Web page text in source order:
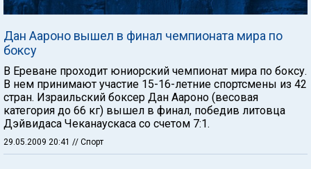
Дан Аароно вышел в финал чемпионата мира по
боксу
В Ереване проходит юниорский чемпионат мира по боксу.
В нем принимают участие 15-16-летние спортсмены из 42
стран. Израильский боксер Дан Аароно (весовая
категория до 66 кг) вышел в финал, победив литовца
Дэйвидаса Чеканаускаса со счетом 7:1.
29.05.2009 20:41 // Спорт